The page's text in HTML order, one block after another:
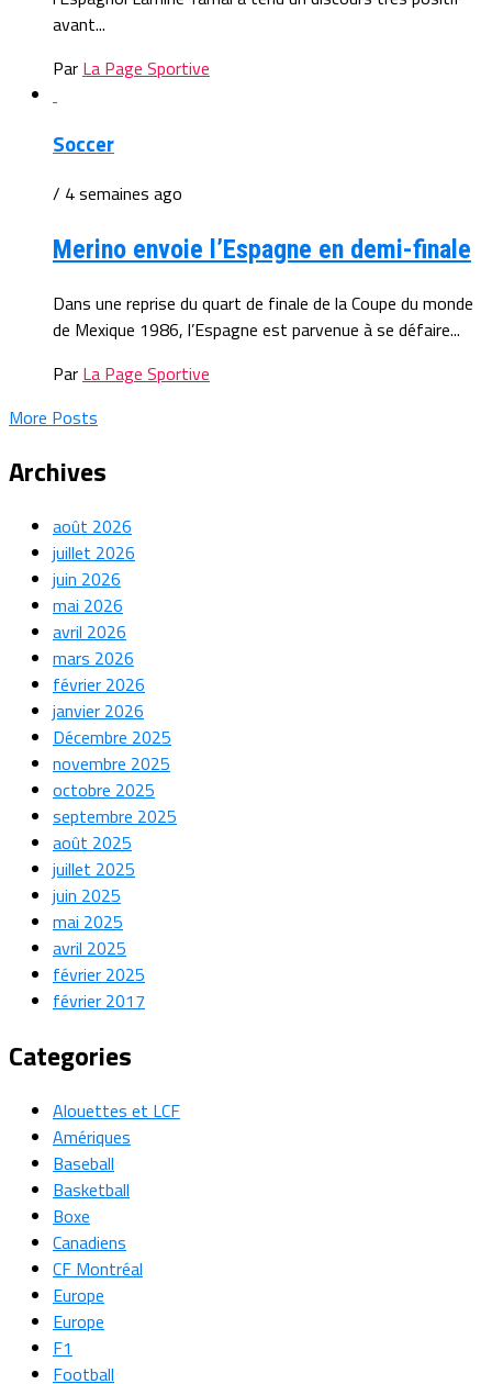
avant...
Par La Page Sportive
Soccer
/ 4 semaines ago
Merino envoie l’Espagne en demi-finale
Dans une reprise du quart de finale de la Coupe du monde
de Mexique 1986, l’Espagne est parvenue à se défaire...
Par La Page Sportive
More Posts
Archives
août 2026
juillet 2026
juin 2026
mai 2026
avril 2026
mars 2026
février 2026
janvier 2026
Décembre 2025
novembre 2025
octobre 2025
septembre 2025
août 2025
juillet 2025
juin 2025
mai 2025
avril 2025
février 2025
février 2017
Categories
Alouettes et LCF
Amériques
Baseball
Basketball
Boxe
Canadiens
CF Montréal
Europe
Europe
F1
Football